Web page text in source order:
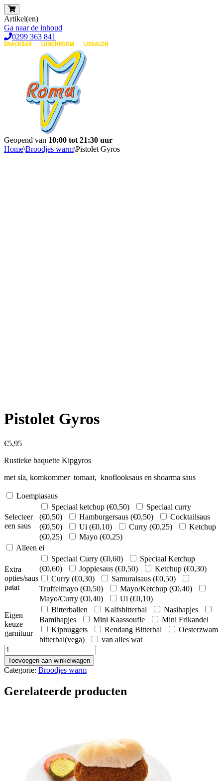
Artikel(en)
Ga naar de inhoud
0299 363 841
Geopend van 10:00 tot 21:30 uur
Home\Broodjes warm\Pistolet Gyros
Pistolet Gyros
€5,95
Rustieke baquette Kipgyros
met sla, komkommer tomaat, knoflooksaus en shoarma saus
Loempiasaus
Selecteer
een saus
Speciaal ketchup (€0,50)
Speciaal curry
(€0,50) Hamburgersaus (€0,50)
Cocktailsaus
(€0,50) Ui (€0,10) Curry (€0,25)
Ketchup
(€0,25) Mayo (€0,25)
Alleen ei
Extra
opties/saus
patat
Speciaal Curry (€0,60)
Speciaal Ketchup
(€0,60) Joppiesaus (€0,50) Ketchup (€0,30)
Curry (€0,30) Samuraisaus (€0,50)
Truffelmayo (€0,50) Mayo/Ketchup (€0,40)
Mayo/Curry (€0,40) Ui (€0,10)
Eigen
keuze
garnituur
Bitterballen Kalfsbitterbal
Nasihapjes
Bamihapjes
Mini Kaassoufle
Mini Frikandel
Kipnuggets
Rendang Bitterbal
Oesterzwam
bitterbal(vega)
van alles wat
Pistolet
Gyros
aantal
Toevoegen aan winkelwagen
Categorie: Broodjes warm
Gerelateerde producten